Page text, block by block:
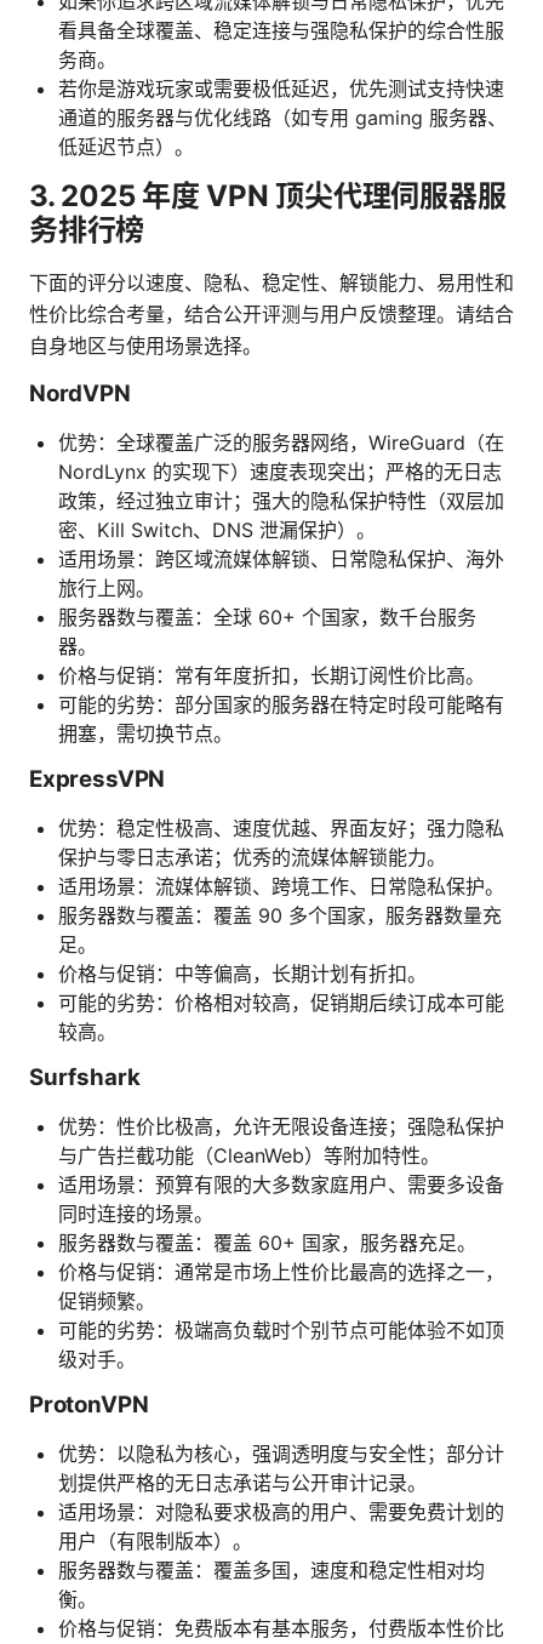
看具备全球覆盖、稳定连接与强隐私保护的综合性服
务商。
若你是游戏玩家或需要极低延迟，优先测试支持快速
通道的服务器与优化线路（如专用 gaming 服务器、
低延迟节点）。
3. 2025 年度 VPN 顶尖代理伺服器服
务排行榜
下面的评分以速度、隐私、稳定性、解锁能力、易用性和
性价比综合考量，结合公开评测与用户反馈整理。请结合
自身地区与使用场景选择。
NordVPN
优势：全球覆盖广泛的服务器网络，WireGuard（在
NordLynx 的实现下）速度表现突出；严格的无日志
政策，经过独立审计；强大的隐私保护特性（双层加
密、Kill Switch、DNS 泄漏保护）。
适用场景：跨区域流媒体解锁、日常隐私保护、海外
旅行上网。
服务器数与覆盖：全球 60+ 个国家，数千台服务
器。
价格与促销：常有年度折扣，长期订阅性价比高。
可能的劣势：部分国家的服务器在特定时段可能略有
拥塞，需切换节点。
ExpressVPN
优势：稳定性极高、速度优越、界面友好；强力隐私
保护与零日志承诺；优秀的流媒体解锁能力。
适用场景：流媒体解锁、跨境工作、日常隐私保护。
服务器数与覆盖：覆盖 90 多个国家，服务器数量充
足。
价格与促销：中等偏高，长期计划有折扣。
可能的劣势：价格相对较高，促销期后续订成本可能
较高。
Surfshark
优势：性价比极高，允许无限设备连接；强隐私保护
与广告拦截功能（CleanWeb）等附加特性。
适用场景：预算有限的大多数家庭用户、需要多设备
同时连接的场景。
服务器数与覆盖：覆盖 60+ 国家，服务器充足。
价格与促销：通常是市场上性价比最高的选择之一，
促销频繁。
可能的劣势：极端高负载时个别节点可能体验不如顶
级对手。
ProtonVPN
优势：以隐私为核心，强调透明度与安全性；部分计
划提供严格的无日志承诺与公开审计记录。
适用场景：对隐私要求极高的用户、需要免费计划的
用户（有限制版本）。
服务器数与覆盖：覆盖多国，速度和稳定性相对均
衡。
价格与促销：免费版本有基本服务，付费版本性价比